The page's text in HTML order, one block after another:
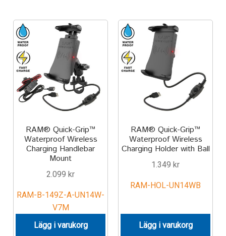
Microphone
Phone
Spotlight
Tablet
Components
RAM® Quick-Grip™
Waterproof Wireless
Charging Handlebar
Mount
2.099 kr
RAM-B-149Z-A-UN14W-
V7M
Lägg i varukorg
RAM® Quick-Grip™
Waterproof Wireless
Charging Holder with Ball
1.349 kr
RAM-HOL-UN14WB
Lägg i varukorg